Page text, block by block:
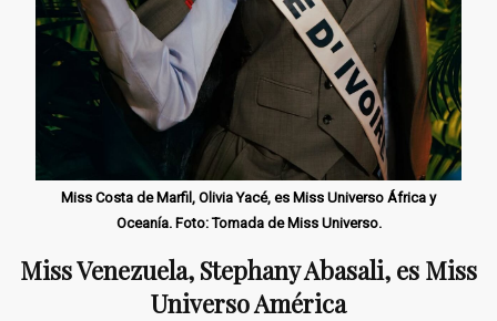
Miss Costa de Marfil, Olivia Yacé, es Miss Universo África y
Oceanía. Foto: Tomada de Miss Universo.
Miss Venezuela, Stephany Abasali, es Miss
Universo América